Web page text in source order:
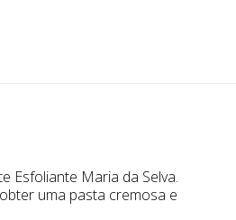
Esfoliante Maria da Selva.
uma pasta cremosa e